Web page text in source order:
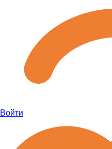
Войти